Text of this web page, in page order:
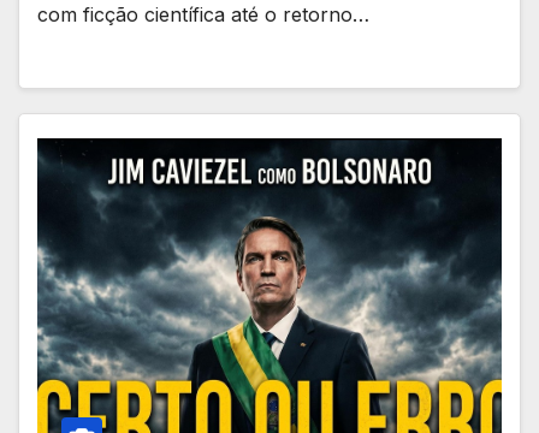
com ficção científica até o retorno…